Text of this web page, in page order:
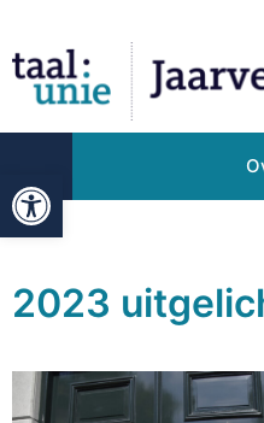
Open
2023